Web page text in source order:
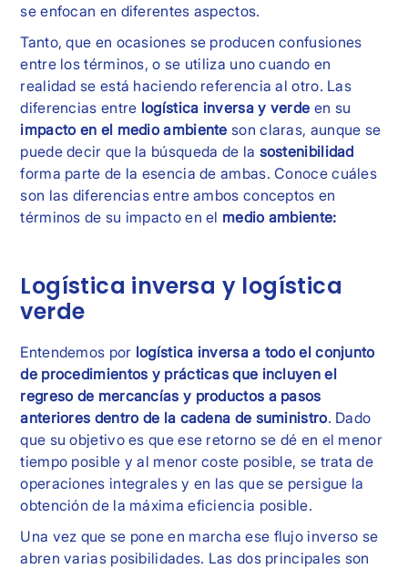
se enfocan en diferentes aspectos.
Tanto, que en ocasiones se producen confusiones
entre los términos, o se utiliza uno cuando en
realidad se está haciendo referencia al otro. Las
diferencias entre logística inversa y verde en su
impacto en el medio ambiente son claras, aunque se
puede decir que la búsqueda de la sostenibilidad
forma parte de la esencia de ambas. Conoce cuáles
son las diferencias entre ambos conceptos en
términos de su impacto en el medio ambiente:
Logística inversa y logística
verde
Entendemos por logística inversa a todo el conjunto
de procedimientos y prácticas que incluyen el
regreso de mercancías y productos a pasos
anteriores dentro de la cadena de suministro. Dado
que su objetivo es que ese retorno se dé en el menor
tiempo posible y al menor coste posible, se trata de
operaciones integrales y en las que se persigue la
obtención de la máxima eficiencia posible.
Una vez que se pone en marcha ese flujo inverso se
abren varias posibilidades. Las dos principales son